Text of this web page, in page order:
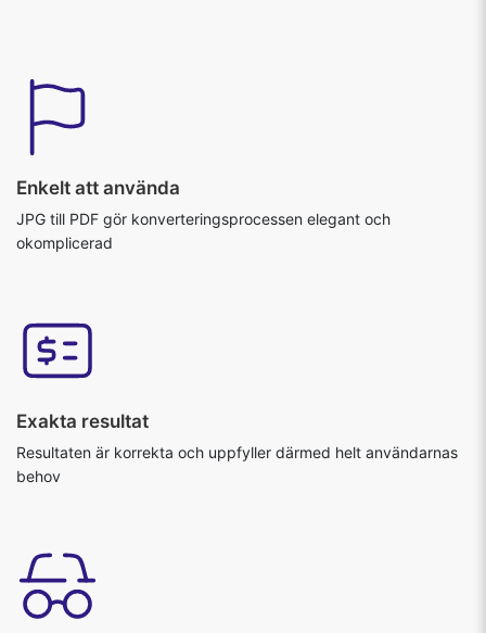
Enkelt att använda
JPG till PDF gör konverteringsprocessen elegant och
okomplicerad
Exakta resultat
Resultaten är korrekta och uppfyller därmed helt användarnas
behov